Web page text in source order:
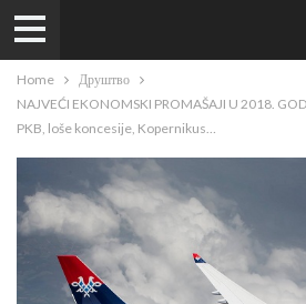
Home
Друштво
NAJVEĆI EKONOMSKI PROMAŠAJI U 2018.
PKB, loše koncesije, Kopernikus…